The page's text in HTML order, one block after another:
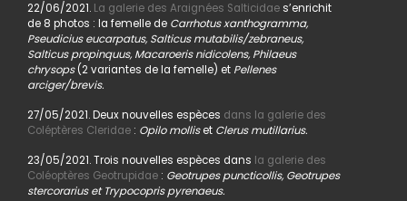
22/06/2021. La galerie des Araignées Salticidaes’enrichit
de 8 photos : la femelle de Carrhotus xanthogramma,
Pseudicius eucarpatus, Salticus mutabilis/zebraneus,
Salticus propinquus, Macaroeris nidicolens, Philaeus
chrysops(2 variantes de la femelle) et Pellenes
arciger/brevis.
27/05/2021. Deux nouvelles espèces dans la galerie des
Coléptères Cleridae: Opilo molliset Clerus mutillarius.
23/05/2021. Trois nouvelles espèces dans la galerie des
Coléoptères Geotrupidae: Geotrupes puncticollis, Geotrupes
stercorarius et Trypocopris pyrenaeus.